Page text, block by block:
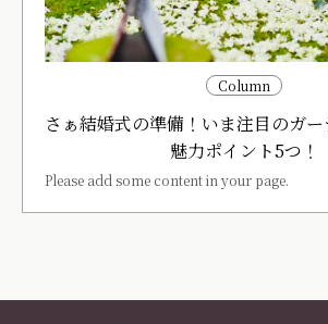
Column
さぁ結婚式の準備！いま注目のガ
魅力ポイント5つ！
Please add some content in your page.